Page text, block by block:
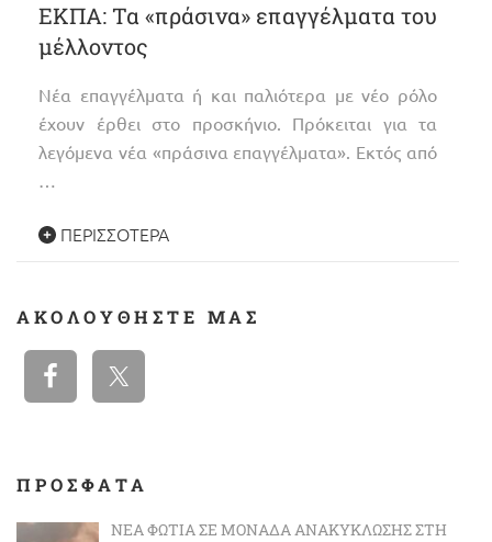
ΕΚΠΑ: Τα «πράσινα» επαγγέλματα του
μέλλοντος
Νέα επαγγέλματα ή και παλιότερα με νέο ρόλο
έχουν έρθει στο προσκήνιο. Πρόκειται για τα
λεγόμενα νέα «πράσινα επαγγέλματα». Εκτός από
…
ΠΕΡΙΣΣΌΤΕΡΑ
ΑΚΟΛΟΥΘΉΣΤΕ ΜΑΣ
ΠΡΟΣΦΑΤΑ
ΝΈΑ ΦΩΤΙΆ ΣΕ ΜΟΝΆΔΑ ΑΝΑΚΎΚΛΩΣΗΣ ΣΤΗ